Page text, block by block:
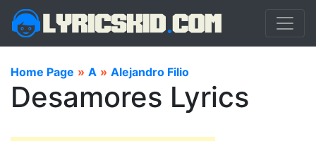
Home Page » A » Alejandro Filio
Desamores Lyrics